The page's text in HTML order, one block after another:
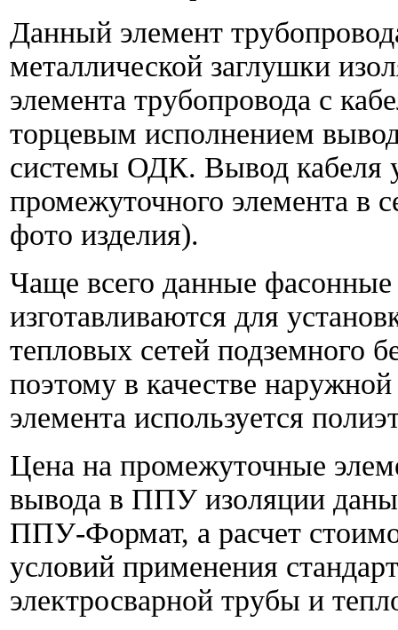
Данный элемент
металлической заглушки
элемента трубопровода с
торцевым исполнением
системы ОДК. Вывод кабеля
промежуточного элемента в
фото изделия).
Чаще всего данные
изготавливаются для
тепловых сетей подземного
поэтому в качестве
элемента используется
Цена на промежуточные
вывода в ППУ изоляции
ППУ-Формат, а расчет
условий применения
электросварной трубы и